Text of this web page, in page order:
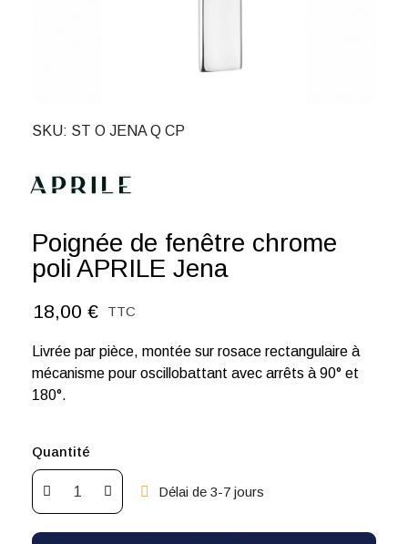
SKU ST O JENA Q CP
Poignée de fenêtre chrome
poli APRILE Jena
18,00 € TTC
Livrée par pièce, montée sur rosace rectangulaire à
mécanisme pour oscillobattant avec arrêts à 90° et
180°.
Quantité
Délai de 3-7 jours